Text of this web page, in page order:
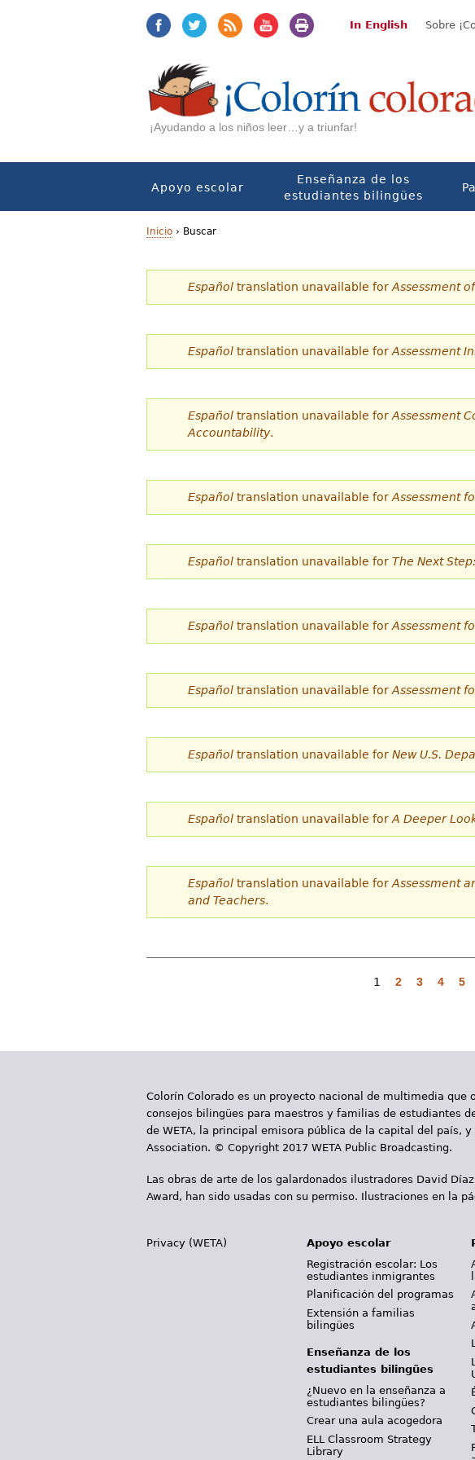
In English Sobre
¡Ayudando a los niños leer…y a triunfar!
Apoyo escolar
Enseñanza de los
estudiantes bilingües
U
s
t
s
u
í
Inicio › Buscar
Español translation unavailable for Assessment
Español translation unavailable for Assessment
Español translation unavailable for Assessment
Accountability.
Español translation unavailable for Assessment
Español translation unavailable for The Next
Español translation unavailable for Assessment
Español translation unavailable for Assessment
Español translation unavailable for New U.S.
Español translation unavailable for A Deeper
Español translation unavailable for Assessment
and Teachers.
g
n
a
1 2 3 4 5
Colorín Colorado es un proyecto nacional de multimedia
consejos bilingües para maestros y familias de estudiantes
de WETA, la principal emisora pública de la capital del país,
Association. © Copyright 2017 WETA Public Broadcasting.
Las obras de arte de los galardonados ilustradores David
Award, han sido usadas con su permiso. Ilustraciones en la
Privacy (WETA)
Apoyo escolar
Registración escolar: Los
estudiantes inmigrantes
Planificación del programas
Extensión a familias
bilingües
Enseñanza de los
estudiantes bilingües
¿Nuevo en la enseñanza a
estudiantes bilingües?
Crear una aula acogedora
ELL Classroom Strategy
Library